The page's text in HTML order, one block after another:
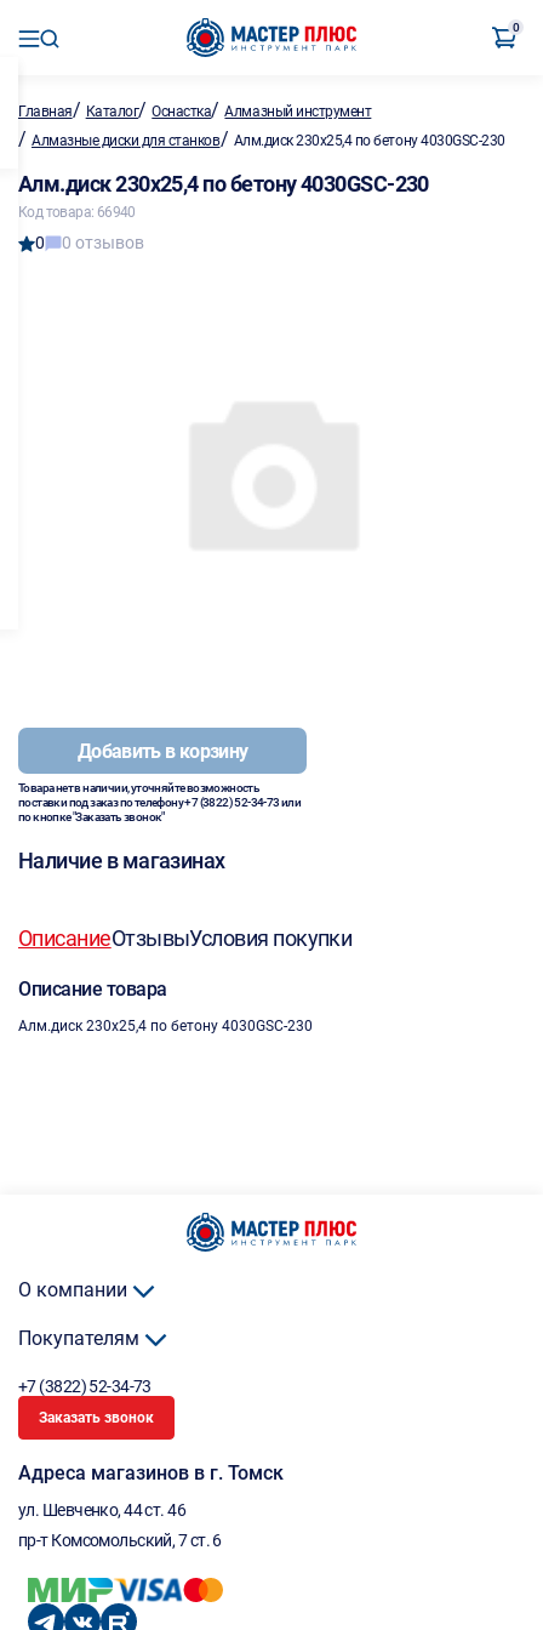
0
Главная/ Каталог/Оснастка/Алмазный инструмент
/ Алмазные диски для станков/ Алм.диск 230х25,4 по бетону 4030GSC-230
Алм.диск 230х25,4 по бетону 4030GSC-230
Код товара: 66940
0 0 отзывов
Добавить в корзину
Товара нет в наличии, уточняйте возможность
поставки под заказ по телефону+7 (3822) 52-34-73или
по кнопке "Заказать звонок"
Наличие в магазинах
ОписаниеОтзывыУсловия покупки
Описание товара
Алм.диск 230х25,4 по бетону 4030GSC-230
О компании
Покупателям
+7 (3822) 52-34-73
Заказать звонок
Адреса магазинов в г. Томск
ул. Шевченко, 44 ст. 46
пр-т Комсомольский, 7 ст. 6